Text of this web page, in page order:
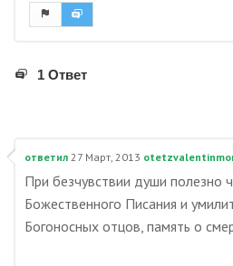
1 Ответ
ответил 27 Март, 2013
При безчувствии души полезно
Божественного Писания и
Богоносных отцов, память о